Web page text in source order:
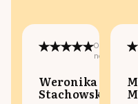
na:
Weronika
Stachowska